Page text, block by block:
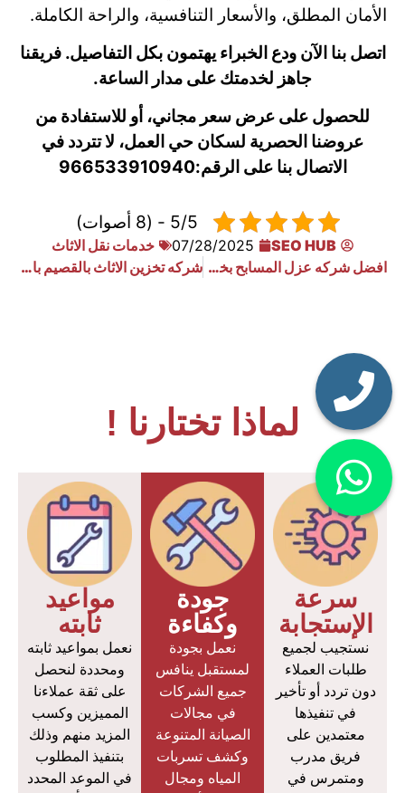
الأمان المطلق، والأسعار التنافسية، والراحة الكاملة.
اتصل بنا الآن ودع الخبراء يهتمون بكل التفاصيل. فريقنا
جاهز لخدمتك على مدار الساعة.
للحصول على عرض سعر مجاني، أو للاستفادة من
عروضنا الحصرية لسكان حي العمل، لا تتردد في
الاتصال بنا على الرقم:966533910940
5/5 - (8 أصوات)
SEO HUB
07/28/2025
خدمات نقل الاثاث
افضل شركه عزل المسابح بخميس مشيط
شركه تخزين الاثاث بالقصيم بافضل الاسعار
لماذا تختارنا !
سرعة
الإستجابة
نستجيب لجميع
طلبات العملاء
دون تردد أو تأخير
في تنفيذها
معتمدين على
فريق مدرب
ومتمرس في
جودة
وكفاءة
نعمل بجودة
لمستقبل ينافس
جميع الشركات
في مجالات
الصيانة المتنوعة
وكشف تسربات
المياه ومجال
مواعيد
ثابته
نعمل بمواعيد ثابته
ومحددة لنحصل
على ثقة عملاءنا
المميزين وكسب
المزيد منهم وذلك
بتنفيذ المطلوب
في الموعد المحدد